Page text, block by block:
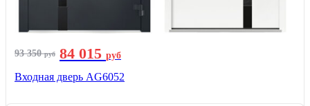
93 350руб 84 015 руб
Входная дверь AG6052